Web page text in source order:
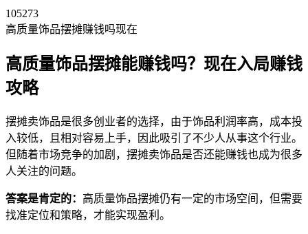
105273
高质量饰品摆摊赚钱吗现在
高质量饰品摆摊能赚钱吗？现在入局赚钱
攻略
摆摊卖饰品是很多创业者的选择，由于饰品利润率高，成本投
入较低，且相对容易上手，因此吸引了不少人从事这个行业。
但随着市场竞争的加剧，摆摊卖饰品是否还能赚钱也成为很多
人关注的问题。
答案是肯定的： 高质量饰品摆摊仍有一定的市场空间，但需要
找准定位和策略，才能实现盈利。